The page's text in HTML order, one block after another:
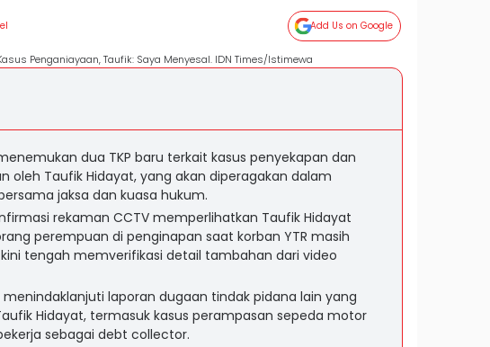
Add Us on Google
Penganiayaan, Taufik: Saya Menyesal. IDN Times/Istimewa
dua TKP baru terkait kasus penyekapan dan
oleh Taufik Hidayat, yang akan diperagakan dalam
jaksa dan kuasa hukum.
rekaman CCTV memperlihatkan Taufik Hidayat
perempuan di penginapan saat korban YTR masih
tengah memverifikasi detail tambahan dari video
menindaklanjuti laporan dugaan tindak pidana lain yang
Hidayat, termasuk kasus perampasan sepeda motor
sebagai debt collector.